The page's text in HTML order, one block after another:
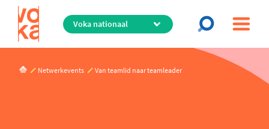
Overslaan
de
inhoud
Netwerkevents Van teamlid naar teamleader